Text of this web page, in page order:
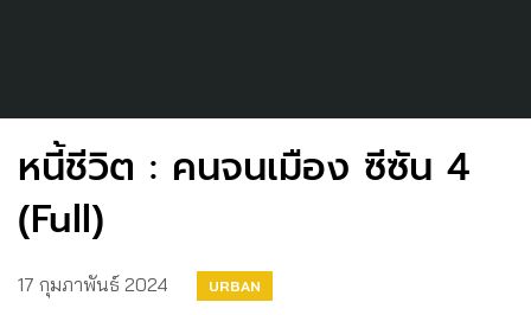
หนี้ชีวิต : คนจนเมือง ซีซัน 4
(Full)
17 กุมภาพันธ์ 2024 URBAN